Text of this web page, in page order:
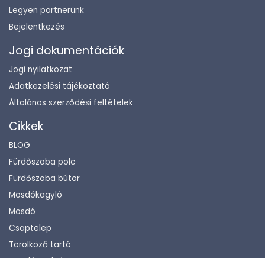
Legyen partnerünk
Bejelentkezés
Jogi dokumentációk
Jogi nyilatkozat
Adatkezelési tájékoztató
Általános szerződési feltételek
Cikkek
BLOG
Fürdőszoba polc
Fürdőszoba bútor
Mosdókagyló
Mosdó
Csaptelep
Törölköző tartó